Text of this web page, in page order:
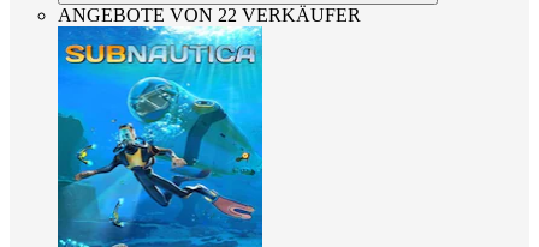
ANGEBOTE VON 22 VERKÄUFER